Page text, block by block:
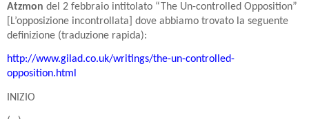
Atzmon del 2 febbraio intitolato “The Un-controlled Opposition”
[L’opposizione incontrollata] dove abbiamo trovato la seguente
definizione (traduzione rapida):
http://www.gilad.co.uk/writings/the-un-controlled-
opposition.html
INIZIO